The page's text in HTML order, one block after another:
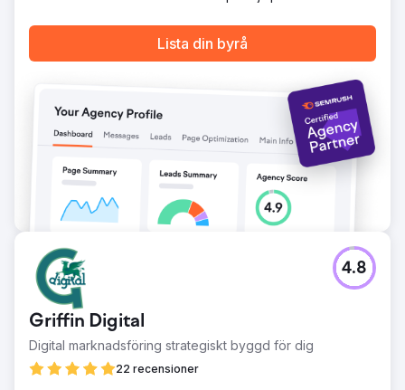
Lista din byrå
Griffin Digital
Digital marknadsföring strategiskt byggd för dig
22 recensioner
4.8